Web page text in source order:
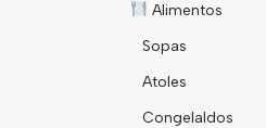
Alimentos
Sopas
Atoles
Congelaldos